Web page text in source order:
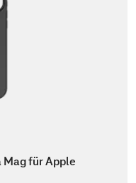
Mag für Apple